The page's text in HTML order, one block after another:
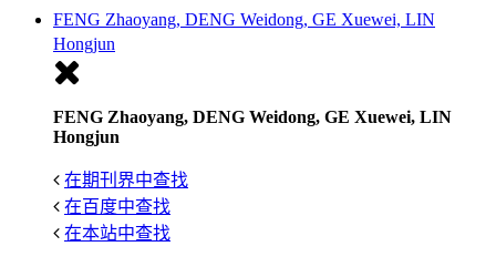
FENG Zhaoyang, DENG Weidong, GE Xuewei, LIN
Hongjun
FENG Zhaoyang, DENG Weidong, GE Xuewei, LIN
Hongjun
在期刊界中查找
在百度中查找
在本站中查找